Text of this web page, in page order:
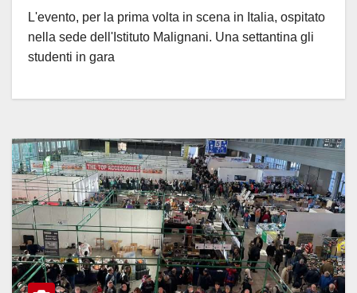
L'evento, per la prima volta in scena in Italia, ospitato
nella sede dell'Istituto Malignani. Una settantina gli
studenti in gara